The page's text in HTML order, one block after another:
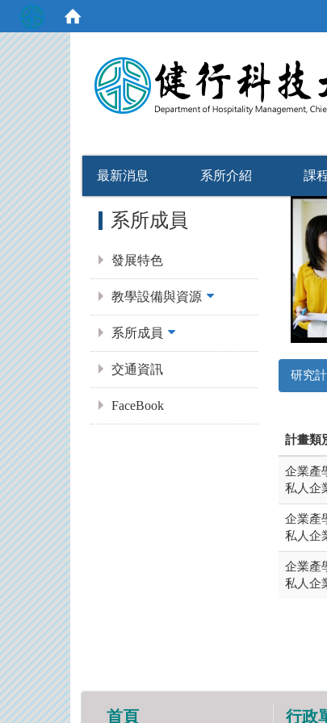
最新消息 系所介紹 課
系所成員
發展特色
教學設備與資源
系所成員
交通資訊
FaceBook
研究
計畫類
企業產
私人企
企業產
私人企
企業產
私人企
首頁 行政